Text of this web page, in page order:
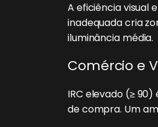
A eficiência visual
inadequada cria
iluminância média.
Comércio e
IRC elevado (≥
de compra. Um